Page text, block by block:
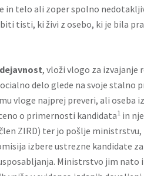
in telo ali zoper spolno
tisti, ki živi z osebo, ki je bila
, vloži vlogo za izvajanje
delo glede na svoje stalno
vloge najprej preveri, ali oseba
o primernosti kandidata1 in
ZIRD) ter jo pošlje
izbere ustrezne kandidate
Ministrstvo jim nato